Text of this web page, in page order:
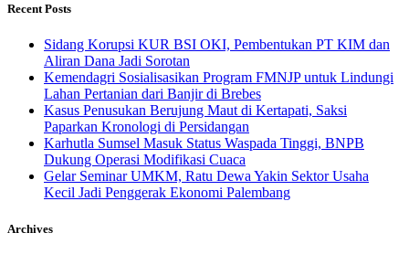
Recent Posts
Sidang Korupsi KUR BSI OKI, Pembentukan PT KIM dan
Aliran Dana Jadi Sorotan
Kemendagri Sosialisasikan Program FMNJP untuk Lindungi
Lahan Pertanian dari Banjir di Brebes
Kasus Penusukan Berujung Maut di Kertapati, Saksi
Paparkan Kronologi di Persidangan
Karhutla Sumsel Masuk Status Waspada Tinggi, BNPB
Dukung Operasi Modifikasi Cuaca
Gelar Seminar UMKM, Ratu Dewa Yakin Sektor Usaha
Kecil Jadi Penggerak Ekonomi Palembang
Archives